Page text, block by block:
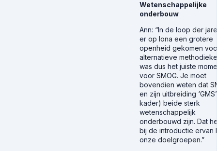
Wetenschappelijke
onderbouw
Ann: “In de loop der
er op Iona een grotere
openheid gekomen
alternatieve
was dus het juiste
voor SMOG. Je moet
bovendien weten dat
en zijn uitbreiding
kader) beide sterk
wetenschappelijk
onderbouwd zijn. Dat
bij de introductie ervan
onze doelgroepen.”